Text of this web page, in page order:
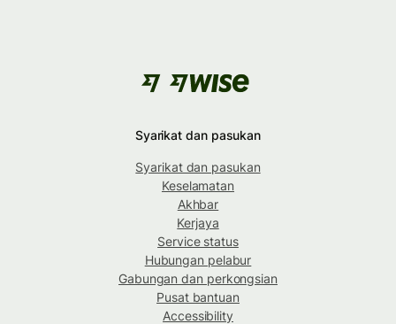
Syarikat dan pasukan
Syarikat dan pasukan
Keselamatan
Akhbar
Kerjaya
Service status
Hubungan pelabur
Gabungan dan perkongsian
Pusat bantuan
Accessibility